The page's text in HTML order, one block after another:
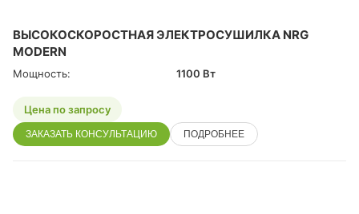
ВЫСОКОСКОРОСТНАЯ ЭЛЕКТРОСУШИЛКА NRG
MODERN
Мощность: 1100 Вт
Цена по запросу
ЗАКАЗАТЬ КОНСУЛЬТАЦИЮ ПОДРОБНЕЕ